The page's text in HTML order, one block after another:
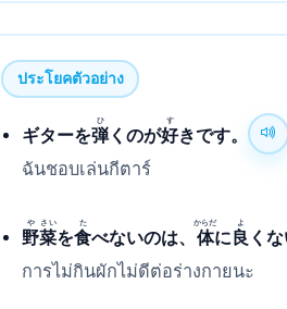
ประโยคตัวอย่าง
ギターを弾
ひ
くのが好
す
きです。
ฉันชอบเล่นกีตาร์
野
や
菜
さい
を食
た
べないのは、 体
からだ
に良
よ
く
การไม่กินผักไม่ดีต่อร่างกายนะ